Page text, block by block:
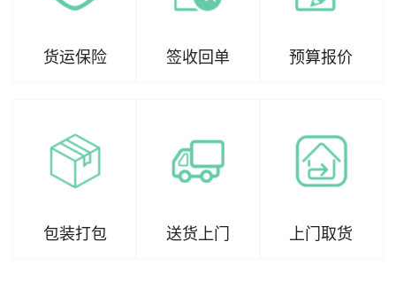
货运保险 签收回单 预算报价
包装打包 送货上门 上门取货